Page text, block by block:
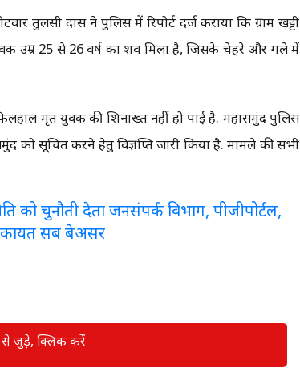
तुलसी दास ने पुलिस में रिपोर्ट दर्ज कराया कि ग्राम खट्टी
उम्र 25 से 26 वर्ष का शव मिला है, जिसके चेहरे और गले में
मृत युवक की शिनाख्त नहीं हो पाई है. महासमुंद पुलिस
को सूचित करने हेतु विज्ञप्ति जारी किया है. मामले की सभी
को चुनौती देता जनसंपर्क विभाग, पीजीपोर्टल,
सब बेअसर
से जुड़े, क्लिक करें